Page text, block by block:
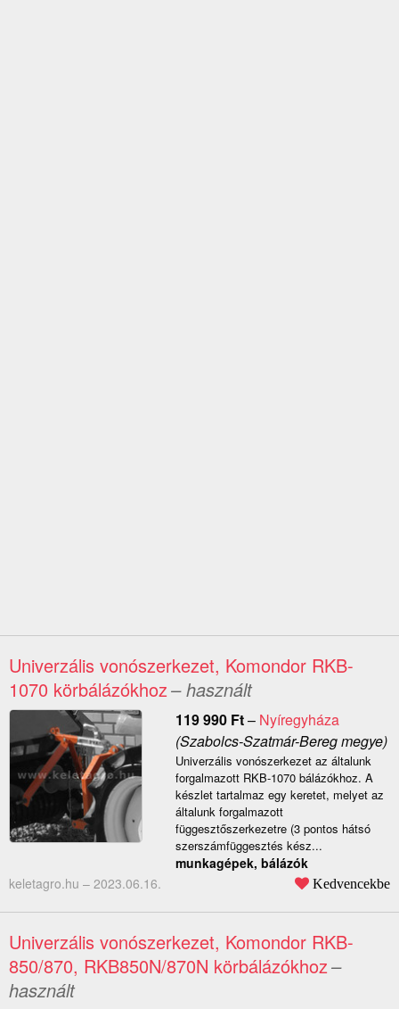
Univerzális vonószerkezet, Komondor RKB-
1070 körbálázókhoz– használt
119 990 Ft– Nyíregyháza
(Szabolcs-Szatmár-Bereg megye)
Univerzális vonószerkezet az általunk
forgalmazott RKB-1070 bálázókhoz. A
készlet tartalmaz egy keretet, melyet az
általunk forgalmazott
függesztőszerkezetre (3 pontos hátsó
szerszámfüggesztés kész...
munkagépek, bálázók
keletagro.hu – 2023.06.16. Kedvencekbe
Univerzális vonószerkezet, Komondor RKB-
850/870, RKB850N/870N körbálázókhoz–
használt